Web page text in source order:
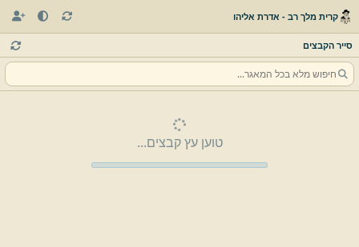
קרית מלך רב - אדרת אליהו
סייר הקבצים
טוען עץ קבצים...